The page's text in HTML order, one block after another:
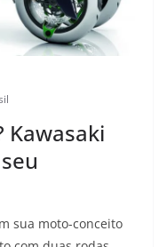
Kawasaki
sua moto-conceito